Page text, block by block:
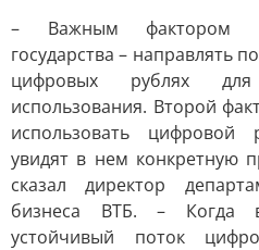
– Важным фактором
государства – направлять
цифровых рублях
использования. Второй
использовать цифровой
увидят в нем конкретную
сказал директор
бизнеса ВТБ. – Когда
устойчивый поток